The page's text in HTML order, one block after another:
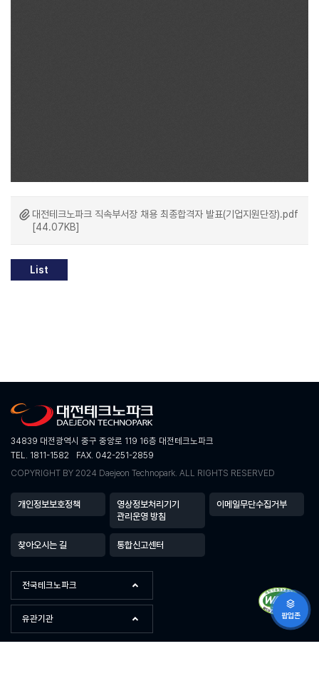
대전테크노파크 직속부서장 채용 최종합격자 발표(기업지원단장).pdf
[44.07KB]
List
34839 대전광역시 중구 중앙로 119 16층 대전테크노파크
TEL. 1811-1582
FAX. 042-251-2859
COPYRIGHT BY 2024 Daejeon Technopark. ALL RIGHTS RESERVED
전국테크노파크
유관기관
개인정보보호정책
영상정보처리기기
관리운영 방침
이메일무단수집거부
찾아오시는 길 통합신고센터
팝업존